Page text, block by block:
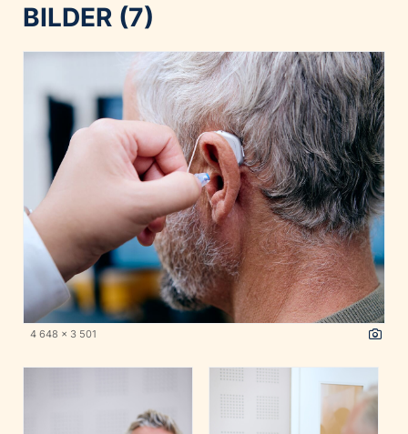
BILDER (7)
4 648 x 3 501